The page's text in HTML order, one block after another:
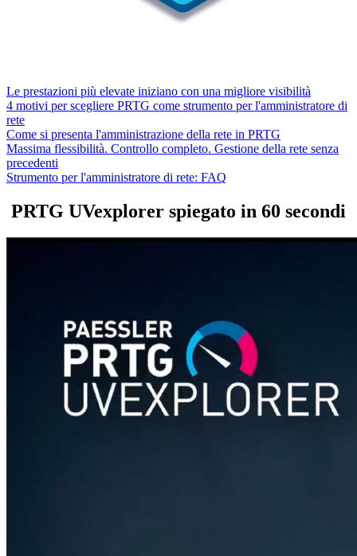
Le prestazioni più elevate iniziano con una migliore visibilità
4 motivi per scegliere PRTG come strumento per l'amministratore di
rete
Come si presenta l'amministrazione della rete in PRTG
Massima flessibilità. Controllo completo. Gestione della rete senza
precedenti
Strumento per l'amministratore di rete: FAQ
PRTG UVexplorer spiegato in 60 secondi